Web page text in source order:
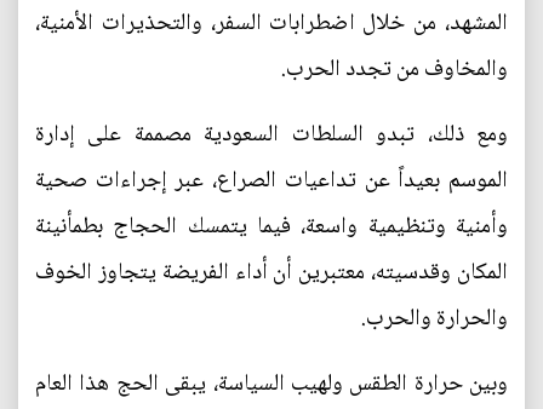
المشهد، من خلال اضطرابات السفر، والتحذيرات الأمنية،
والمخاوف من تجدد الحرب.
ومع ذلك، تبدو السلطات السعودية مصممة على إدارة
الموسم بعيداً عن تداعيات الصراع، عبر إجراءات صحية
وأمنية وتنظيمية واسعة، فيما يتمسك الحجاج بطمأنينة
المكان وقدسيته، معتبرين أن أداء الفريضة يتجاوز الخوف
والحرارة والحرب.
وبين حرارة الطقس ولهيب السياسة، يبقى الحج هذا العام